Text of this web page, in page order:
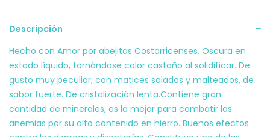
Descripción
Hecho con Amor por abejitas Costarricenses. Oscura en
estado líquido, tornándose color castaño al solidificar. De
gusto muy peculiar, con matices salados y malteados, de
sabor fuerte. De cristalización lenta.Contiene gran
cantidad de minerales, es la mejor para combatir las
anemias por su alto contenido en hierro. Buenos efectos